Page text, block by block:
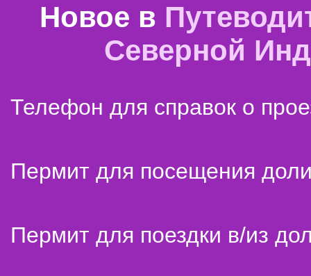
Новое в
Северной
Телефон для справок о
Пермит для посещения
Пермит для поездки в/из